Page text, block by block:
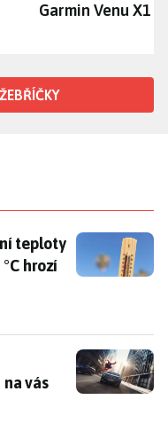
Garmin Venu X1
teploty škodí
teploty
hrozí
vás